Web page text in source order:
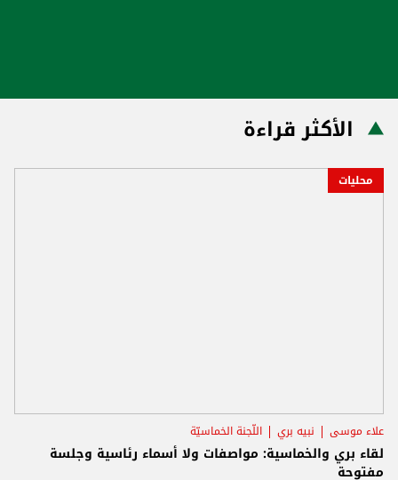
الأكثر قراءة
محليات
علاء موسى نبيه بري اللّجنة الخماسيّة
لقاء بري والخماسية: مواصفات ولا أسماء رئاسية وجلسة
مفتوحة